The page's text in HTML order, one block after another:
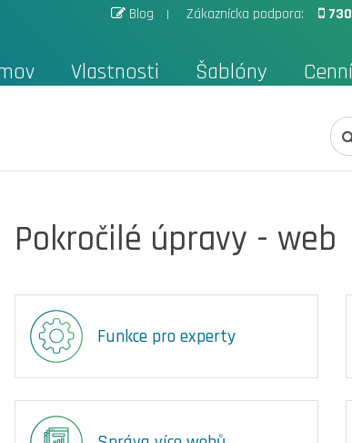
Vlastnosti Šablóny
Blog Zákaznícka podpora:
Pokročilé úpravy - web
Funkce pro experty